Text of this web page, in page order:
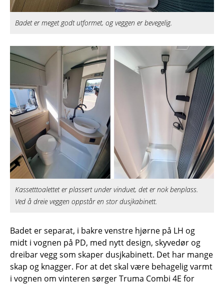
Badet er meget godt utformet, og veggen er bevegelig.
Kassetttoalettet er plassert under vinduet, det er nok benplass.
Ved å dreie veggen oppstår en stor dusjkabinett.
Badet er separat, i bakre venstre hjørne på LH og
midt i vognen på PD, med nytt design, skyvedør og
dreibar vegg som skaper dusjkabinett. Det har mange
skap og knagger. For at det skal være behagelig varmt
i vognen om vinteren sørger Truma Combi 4E for